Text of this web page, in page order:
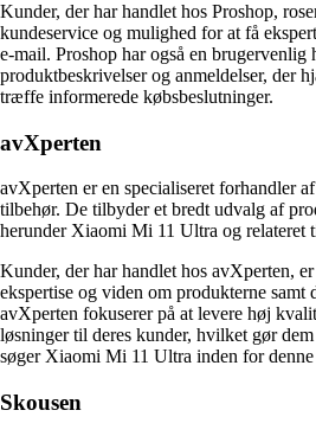
Kunder, der har handlet hos Proshop,
kundeservice og mulighed for at få
e-mail. Proshop har også en brugervenlig
produktbeskrivelser og anmeldelser, der
træffe informerede købsbeslutninger.
avXperten
avXperten er en specialiseret forhandler
tilbehør. De tilbyder et bredt udvalg af
herunder Xiaomi Mi 11 Ultra og relateret
Kunder, der har handlet hos avXperten,
ekspertise og viden om produkterne samt
avXperten fokuserer på at levere høj
løsninger til deres kunder, hvilket gør
søger Xiaomi Mi 11 Ultra inden for
Skousen